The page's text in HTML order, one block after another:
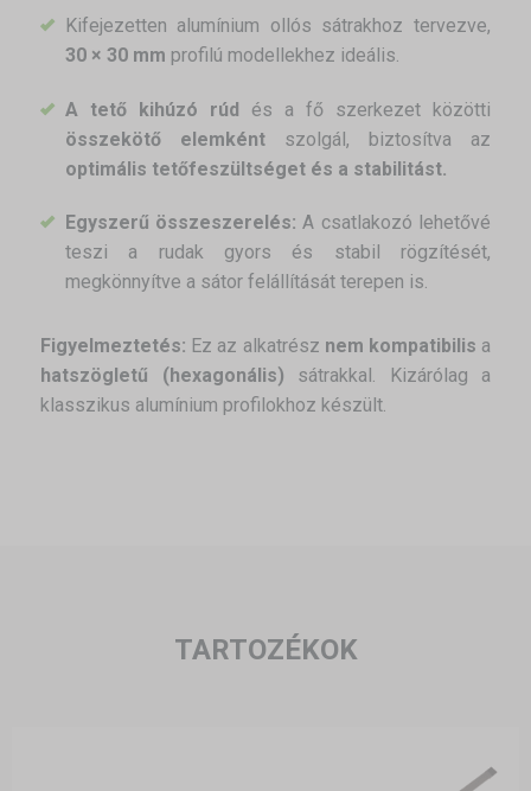
Kifejezetten alumínium ollós sátrakhoz tervezve,
30 × 30 mm profilú modellekhez ideális.
A tető kihúzó rúd és a fő szerkezet közötti
összekötő elemként szolgál, biztosítva az
optimális tetőfeszültséget és a stabilitást.
Egyszerű összeszerelés: A csatlakozó lehetővé
teszi a rudak gyors és stabil rögzítését,
megkönnyítve a sátor felállítását terepen is.
Figyelmeztetés: Ez az alkatrész nem kompatibilis a
hatszögletű (hexagonális) sátrakkal. Kizárólag a
klasszikus alumínium profilokhoz készült.
TARTOZÉKOK